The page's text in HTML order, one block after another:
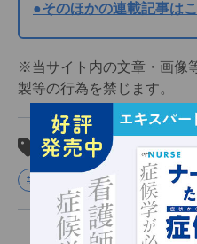
●そのほかの連載記事は
※当サイト内の文章・画像
製等の行為を禁じます。
関連タグ
#マンガ #感染管理